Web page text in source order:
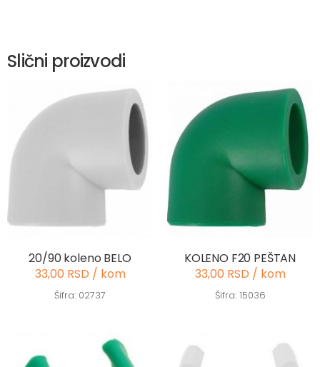
Slični proizvodi
20/90 koleno BELO
33,00 RSD / kom
Šifra: 02737
KOLENO F20 PEŠTAN
33,00 RSD / kom
Šifra: 15036